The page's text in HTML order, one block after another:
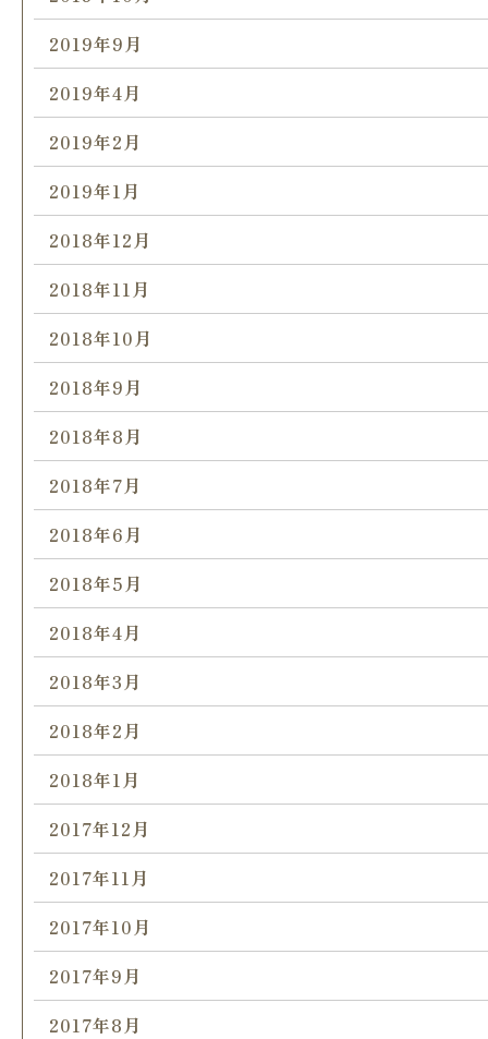
2019年9月
2019年4月
2019年2月
2019年1月
2018年12月
2018年11月
2018年10月
2018年9月
2018年8月
2018年7月
2018年6月
2018年5月
2018年4月
2018年3月
2018年2月
2018年1月
2017年12月
2017年11月
2017年10月
2017年9月
2017年8月